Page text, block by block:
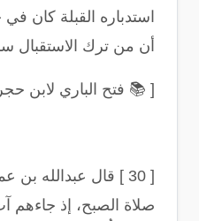
استدباره القبلة كان
أن من ترك الاستقبال
[
📚 فتح الباري لابن حجر ١٢٦/٢
[ 30 ]
قال عبدالله بن
صلاة الصبح، إذ جاءهم